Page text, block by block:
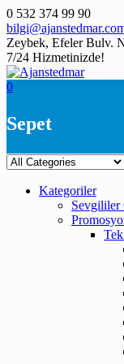
Skip
to
content
0 532 374 99 90
Zeybek, Efeler Bulv.
7/24 Hizmetinizde!
0
Sepet
Kategoriler
Sevgililer